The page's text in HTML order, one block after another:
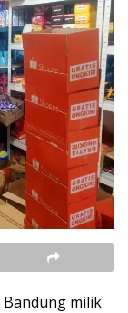
Bandung milik